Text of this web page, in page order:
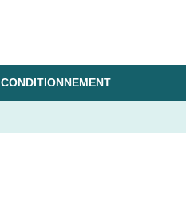
CONDITIONNEMENT